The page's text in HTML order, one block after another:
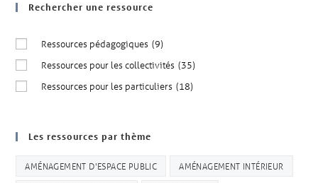
Rechercher une ressource
Ressources pédagogiques (9)
Ressources pour les collectivités (35)
Ressources pour les particuliers (18)
Les ressources par thème
AMÉNAGEMENT D'ESPACE PUBLIC AMÉNAGEMENT INTÉRIEUR